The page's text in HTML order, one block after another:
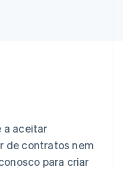
a aceitar
de contratos nem
para criar